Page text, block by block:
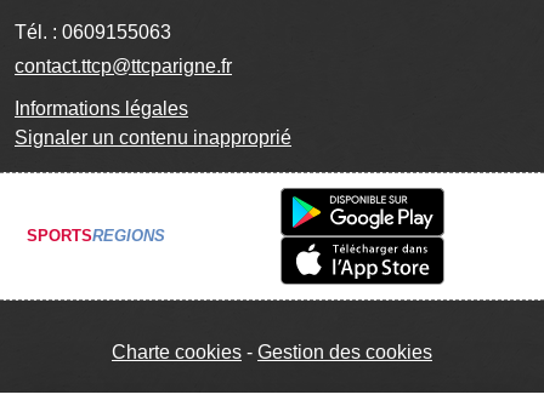
Tél. : 0609155063
contact.ttcp@ttcparigne.fr
Informations légales
Signaler un contenu inapproprié
SPORTSREGIONS
Charte cookies Gestion des cookies